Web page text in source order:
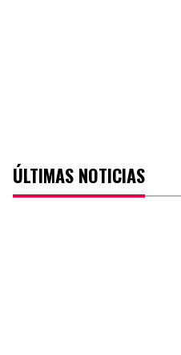
ÚLTIMAS NOTICIAS